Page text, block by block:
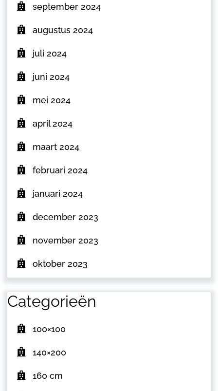
september 2024
augustus 2024
juli 2024
juni 2024
mei 2024
april 2024
maart 2024
februari 2024
januari 2024
december 2023
november 2023
oktober 2023
Categorieën
100×100
140×200
160 cm